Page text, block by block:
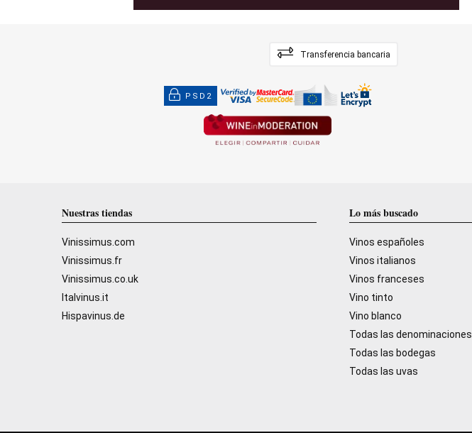
Transferencia bancaria
PSD2
Nuestras tiendas
Vinissimus.com
Vinissimus.fr
Vinissimus.co.uk
Italvinus.it
Hispavinus.de
Lo más buscado
Vinos españoles
Vinos italianos
Vinos franceses
Vino tinto
Vino blanco
Todas las denominaciones
Todas las bodegas
Todas las uvas